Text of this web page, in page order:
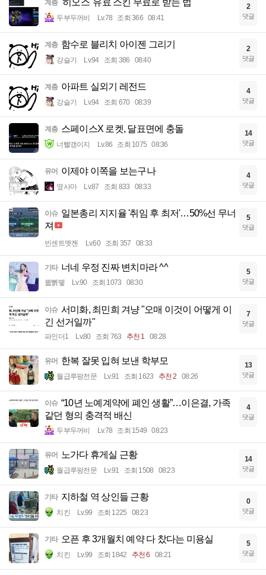
계층
두부두꺼비 Lv.78 조회 366 08:41
2
댓글
계층 함수로 블리치 아이젠 그리기
강슬기 Lv.94 조회 386 08:40
2
댓글
계층 아파트 실외기 레전드
강슬기 Lv.94 조회 670 08:39
4
댓글
계층 스페이스X 로켓, 달표면에 충돌
너빨갱이지 Lv.86 조회 1075 08:36
14
댓글
유머 이제야 이쪽을 보는구나
옆사마 Lv.87 조회 833 08:33
4
댓글
이슈 일본총리 지지율 '취임 후 최저'…50%선 무너
져
빈센트멧젠 Lv.60 조회 357 08:33
5
댓글
기타 너네 우정 진짜 변치마라 ^^
꿻뻵뗗 Lv.90 조회 1073 08:30
5
댓글
이슈 서미화, 최민희 겨냥 "오매 이것이 어떻게 이
긴 선거일까"
파인더1 Lv.80 조회 763 추천 1 08:28
7
댓글
유머 한복 잘못 입혀 보낸 학부모
월급루팡전문 Lv.91 조회 1623 추천 2 08:26
13
댓글
이슈 “10년 노예계약에 폐인 생활”…이은결, 가족
같던 형의 충격적 배신
두부두꺼비 Lv.78 조회 1549 08:23
4
댓글
유머 노가다 휴게실 근황
월급루팡전문 Lv.91 조회 1508 08:23
14
댓글
기타 지하철 역 상인들 근황
치킨 Lv.99 조회 1225 08:23
0
댓글
기타 오픈 후 3개월치 예약 다 찼다는 미용실
치킨 Lv.99 조회 1842 추천 6 08:21
5
댓글